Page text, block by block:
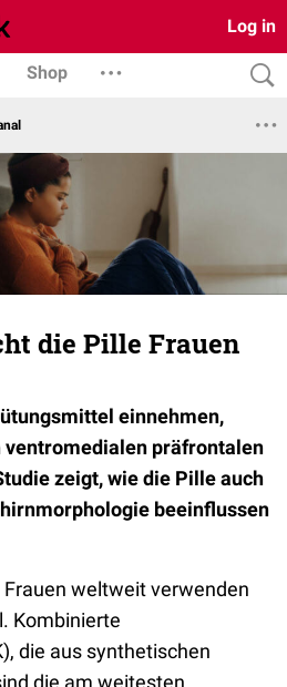
Log in
Shop
die Pille Frauen
einnehmen,
ventromedialen präfrontalen
zeigt, wie die Pille auch
beeinflussen
weltweit verwenden
Kombinierte
die aus synthetischen
die am weitesten